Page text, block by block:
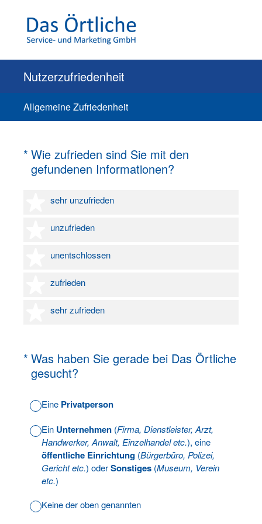
Nutzerzufriedenheit
Allgemeine Zufriedenheit
* Wie zufrieden sind Sie mit den
gefundenen Informationen?
(Erforderlich.)
sehr unzufrieden
1 Stern
unzufrieden
2 Sterne
unentschlossen
3 Sterne
zufrieden
4 Sterne
sehr zufrieden
5 Sterne
* Was haben Sie gerade bei Das Örtliche
gesucht?
(Erforderlich.)
Eine Privatperson
Ein Unternehmen (Firma, Dienstleister, Arzt,
Handwerker, Anwalt, Einzelhandel etc.), eine
öffentliche Einrichtung (Bürgerbüro, Polizei,
Gericht etc.) oderSonstiges (Museum, Verein
etc.)
Keine der oben genannten